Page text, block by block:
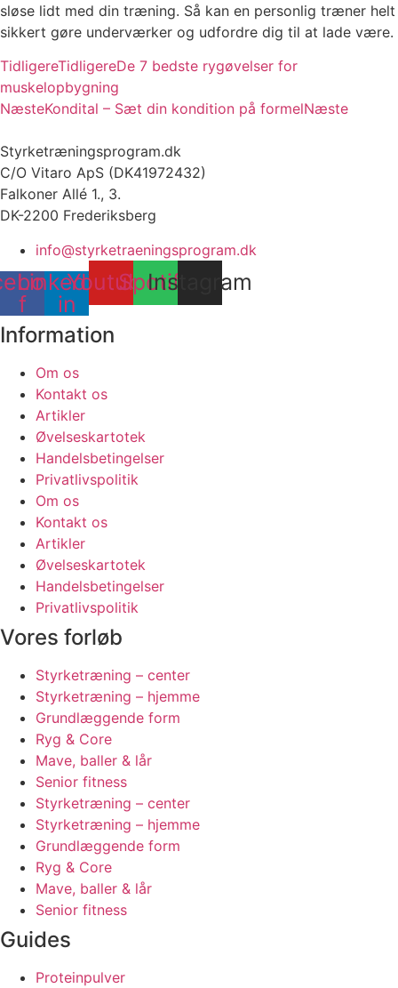
sløse lidt med din træning. Så kan en personlig træner helt
sikkert gøre underværker og udfordre dig til at lade være.
TidligereTidligereDe 7 bedste rygøvelser for
muskelopbygning
NæsteKondital – Sæt din kondition på formelNæste
Styrketræningsprogram.dk
C/O Vitaro ApS (DK41972432)
Falkoner Allé 1., 3.
DK-2200 Frederiksberg
info@styrketraeningsprogram.dk
f
Linkedin-
in
Youtube
SpotifyInstagram
Information
Om os
Kontakt os
Artikler
Øvelseskartotek
Handelsbetingelser
Privatlivspolitik
Om os
Kontakt os
Artikler
Øvelseskartotek
Handelsbetingelser
Privatlivspolitik
Vores forløb
Styrketræning – center
Styrketræning – hjemme
Grundlæggende form
Ryg & Core
Mave, baller & lår
Senior fitness
Styrketræning – center
Styrketræning – hjemme
Grundlæggende form
Ryg & Core
Mave, baller & lår
Senior fitness
Guides
Proteinpulver